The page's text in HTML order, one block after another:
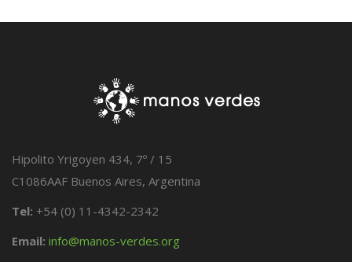
Hipolito Yrigoyen 434, 7º / 15
C1086AAF Buenos Aires, Argentina
Tel: +54 (0) 11-4342-2342
Email: info@manos-verdes.org